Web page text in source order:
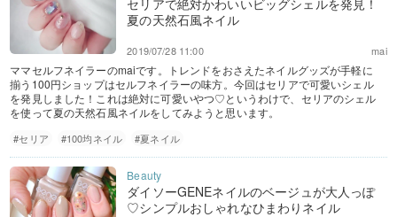
セリアで絶対かわいいビッグシェルを発見！
夏の天然石風ネイル
mai
2019/07/28 11:00
ママセルフネイラーのmaiです。トレンドをおさえたネイルグッズが手軽に
揃う100円ショップはセルフネイラーの味方。今回はセリアで可愛いシェル
を発見しました！これは絶対に可愛いやつ♡というわけで、セリアのシェル
を使って夏の天然石風ネイルをしてみようと思います。
#セリア #100均ネイル #夏ネイル
ダイソーGENEネイルのベージュが大人っぽ
♡シンプルおしゃれなひまわりネイル